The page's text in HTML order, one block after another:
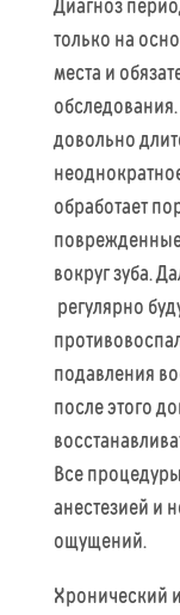
Диагноз
только на
места и
обследования.
довольно
обработает
вокруг зуба.
регулярно
подавления
после этого
Все
анестезией и
ощущений.
Хронический